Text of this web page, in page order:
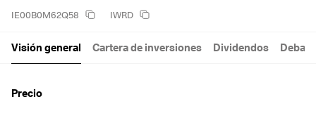
IE00B0M62Q58 IWRD
Visión general Cartera de inversiones Dividendos Debate
Precio